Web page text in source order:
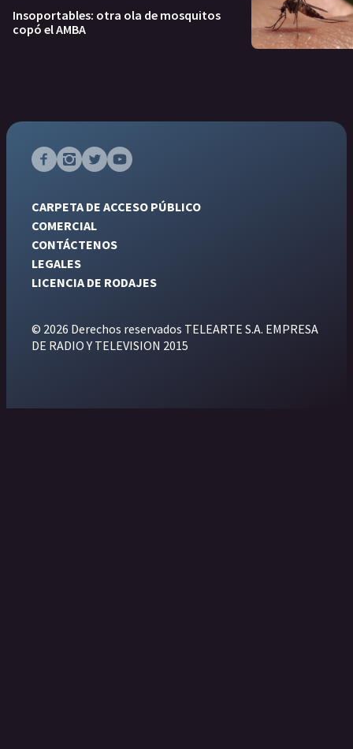
Insoportables: otra ola de mosquitos
copó el AMBA
CARPETA DE ACCESO PÚBLICO
COMERCIAL
CONTÁCTENOS
LEGALES
LICENCIA DE RODAJES
© 2026 Derechos reservados TELEARTE S.A. EMPRESA
DE RADIO Y TELEVISION 2015